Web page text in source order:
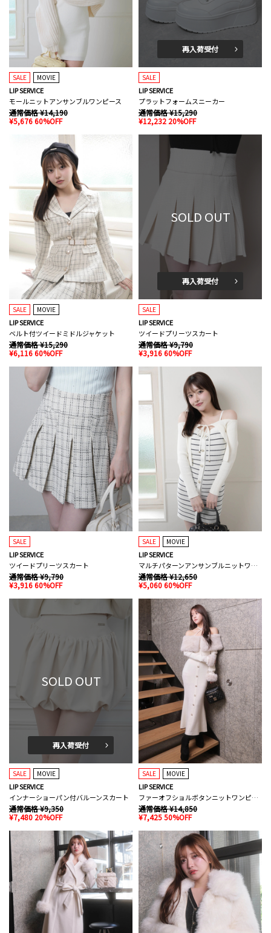
SALE MOVIE
LIP SERVICE
モールニットアンサンブルワンピース
通常価格 ¥14,190
¥5,676 60%OFF
再入荷受付
SALE
LIP SERVICE
プラットフォームスニーカー
通常価格 ¥15,290
¥12,232 20%OFF
SALE MOVIE
LIP SERVICE
ベルト付ツイードミドルジャケット
通常価格 ¥15,290
¥6,116 60%OFF
SOLD OUT
再入荷受付
SALE
LIP SERVICE
ツイードプリーツスカート
通常価格 ¥9,790
¥3,916 60%OFF
SALE
LIP SERVICE
ツイードプリーツスカート
通常価格 ¥9,790
¥3,916 60%OFF
SALE MOVIE
LIP SERVICE
マルチパターンアンサンブルニットワンピース
通常価格 ¥12,650
¥5,060 60%OFF
SOLD OUT
再入荷受付
SALE MOVIE
LIP SERVICE
インナーショーパン付バルーンスカート
通常価格 ¥9,350
¥7,480 20%OFF
SALE MOVIE
LIP SERVICE
ファーオフショルボタンニットワンピース
通常価格 ¥14,850
¥7,425 50%OFF